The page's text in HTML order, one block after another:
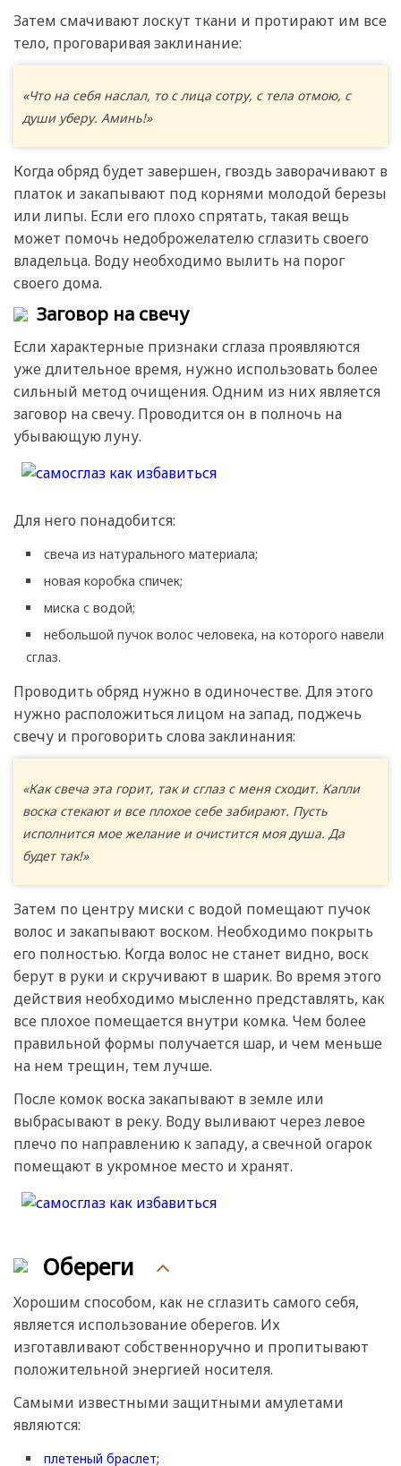
Затем смачивают лоскут ткани и протирают им все
тело, проговаривая заклинание:
«Что на себя наслал, то с лица сотру, с тела отмою, с
души уберу. Аминь!»
Когда обряд будет завершен, гвоздь заворачивают в
платок и закапывают под корнями молодой березы
или липы. Если его плохо спрятать, такая вещь
может помочь недоброжелателю сглазить своего
владельца. Воду необходимо вылить на порог
своего дома.
Заговор на свечу
Если характерные признаки сглаза проявляются
уже длительное время, нужно использовать более
сильный метод очищения. Одним из них является
заговор на свечу. Проводится он в полночь на
убывающую луну.
Для него понадобится:
свеча из натурального материала;
новая коробка спичек;
миска с водой;
небольшой пучок волос человека, на которого навели
сглаз.
Проводить обряд нужно в одиночестве. Для этого
нужно расположиться лицом на запад, поджечь
свечу и проговорить слова заклинания:
«Как свеча эта горит, так и сглаз с меня сходит. Капли
воска стекают и все плохое себе забирают. Пусть
исполнится мое желание и очистится моя душа. Да
будет так!»
Затем по центру миски с водой помещают пучок
волос и закапывают воском. Необходимо покрыть
его полностью. Когда волос не станет видно, воск
берут в руки и скручивают в шарик. Во время этого
действия необходимо мысленно представлять, как
все плохое помещается внутри комка. Чем более
правильной формы получается шар, и чем меньше
на нем трещин, тем лучше.
После комок воска закапывают в земле или
выбрасывают в реку. Воду выливают через левое
плечо по направлению к западу, а свечной огарок
помещают в укромное место и хранят.
Обереги
Хорошим способом, как не сглазить самого себя,
является использование оберегов. Их
изготавливают собственноручно и пропитывают
положительной энергией носителя.
Самыми известными защитными амулетами
являются:
плетеный браслет;